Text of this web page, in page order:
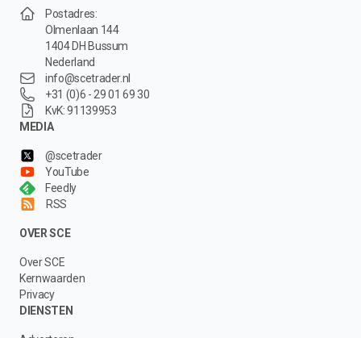
Postadres:
Olmenlaan 144
1404 DH Bussum
Nederland
info@scetrader.nl
+31 (0)6 - 29 01 69 30
KvK: 91139953
MEDIA
@scetrader
YouTube
Feedly
RSS
OVER SCE
Over SCE
Kernwaarden
Privacy
DIENSTEN